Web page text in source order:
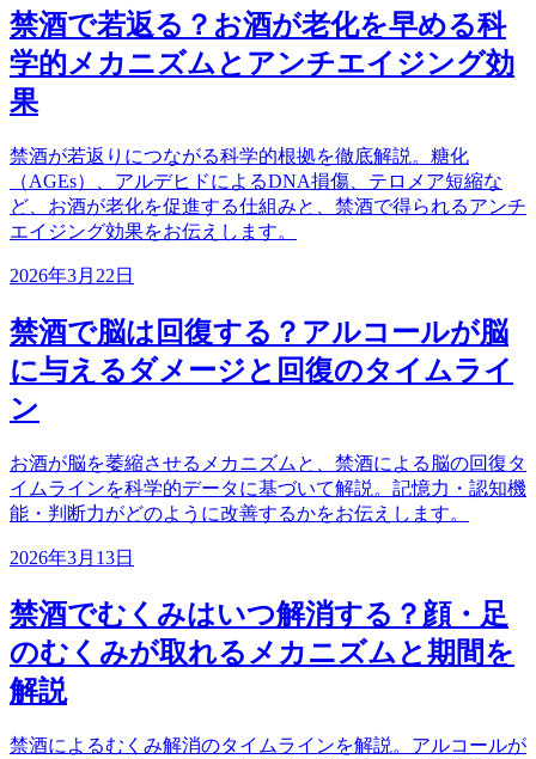
禁酒で若返る？お酒が老化を早める科
学的メカニズムとアンチエイジング効
果
禁酒が若返りにつながる科学的根拠を徹底解説。糖化
（AGEs）、アルデヒドによるDNA損傷、テロメア短縮な
ど、お酒が老化を促進する仕組みと、禁酒で得られるアンチ
エイジング効果をお伝えします。
2026年3月22日
禁酒で脳は回復する？アルコールが脳
に与えるダメージと回復のタイムライ
ン
お酒が脳を萎縮させるメカニズムと、禁酒による脳の回復タ
イムラインを科学的データに基づいて解説。記憶力・認知機
能・判断力がどのように改善するかをお伝えします。
2026年3月13日
禁酒でむくみはいつ解消する？顔・足
のむくみが取れるメカニズムと期間を
解説
禁酒によるむくみ解消のタイムラインを解説。アルコールが